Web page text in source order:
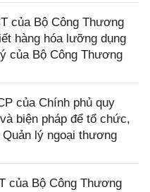
của Bộ Công Thương
hàng hóa lưỡng dụng
của Bộ Công Thương
của Chính phủ quy
biện pháp để tổ chức,
lý ngoại thương
của Bộ Công Thương